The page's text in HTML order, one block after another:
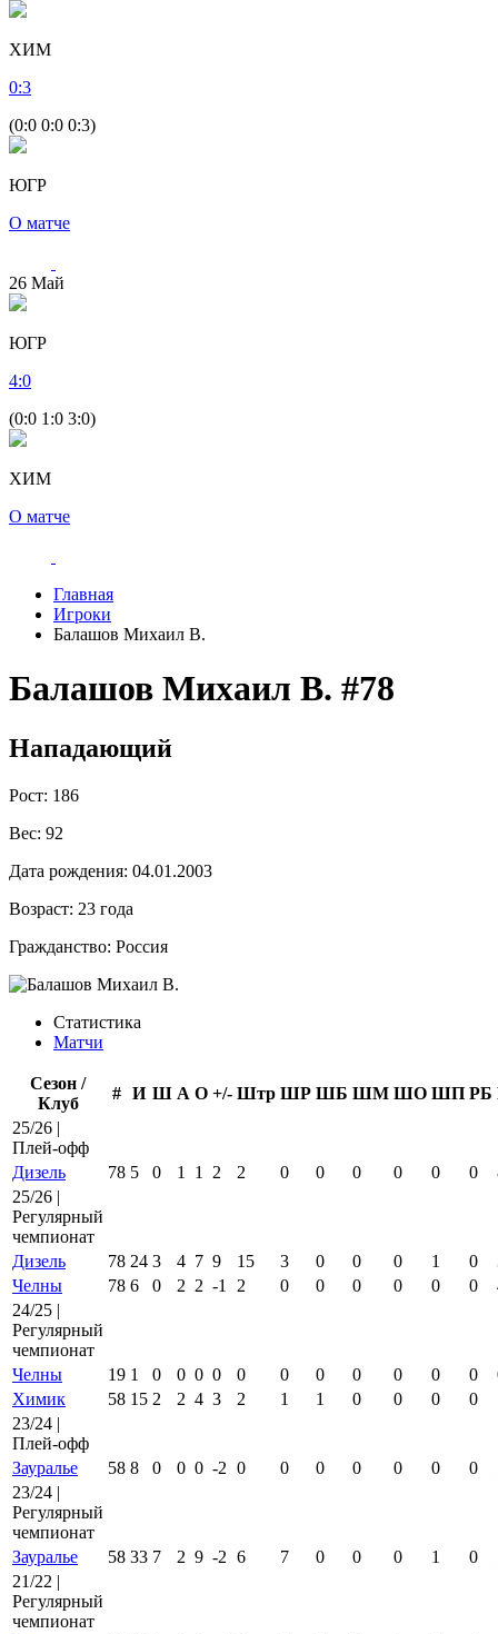
ХИМ
0:3
(0:0 0:0 0:3)
ЮГР
О матче
26 Май
ЮГР
4:0
(0:0 1:0 3:0)
ХИМ
О матче
Главная
Игроки
Балашов Михаил В.
Балашов Михаил В. #78
Нападающий
Рост: 186
Вес: 92
Дата рождения: 04.01.2003
Возраст: 23 года
Гражданство: Россия
Статистика
Матчи
Сезон /
Клуб
# И Ш А О +/- Штр ШР ШБ ШМ ШО ШП РБ
25/26 |
Плей-офф
Дизель
78 5 0 1 1 2 2 0 0 0 0 0 0
25/26 |
Регулярный
чемпионат
Дизель
78 24 3 4 7 9 15 3 0 0 0 1 0
Челны
78 6 0 2 2 -1 2 0 0 0 0 0 0
24/25 |
Регулярный
чемпионат
Челны
19 1 0 0 0 0 0 0 0 0 0 0 0
Химик
58 15 2 2 4 3 2 1 1 0 0 0 0
23/24 |
Плей-офф
Зауралье
58 8 0 0 0 -2 0 0 0 0 0 0 0
23/24 |
Регулярный
чемпионат
Зауралье
58 33 7 2 9 -2 6 7 0 0 0 1 0
21/22 |
Регулярный
чемпионат